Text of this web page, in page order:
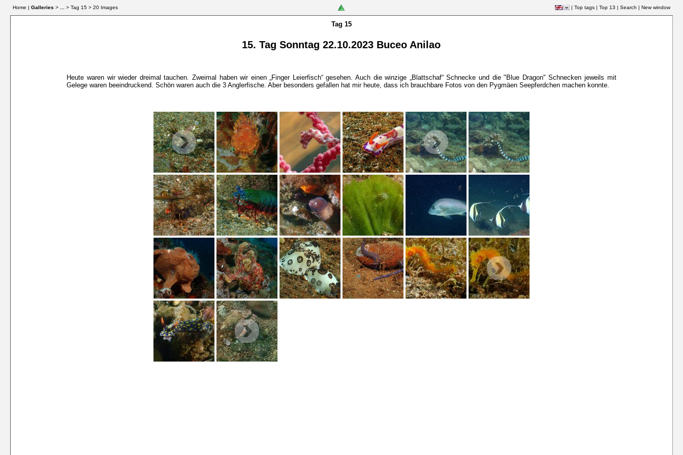
Home | Galleries > > Tag 15 > 20 Images | Top tags | Top 13 | Search | New window
Tag 15
15. Tag Sonntag 22.10.2023 Buceo Anilao
Heute waren wir wieder dreimal tauchen. Zweimal haben wir einen „Finger Leierfisch“ gesehen. Auch die winzige „Blattschaf“ Schnecke und die "Blue Dragon" Schnecken jeweils mit
Gelege waren beeindruckend. Schön waren auch die 3 Anglerfische. Aber besonders gefallen hat mir heute, dass ich brauchbare Fotos von den Pygmäen Seepferdchen machen konnte.